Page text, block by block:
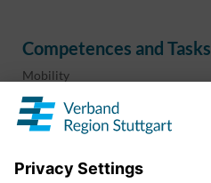
Competences and Tasks
Mobility
Regional planning
Business development